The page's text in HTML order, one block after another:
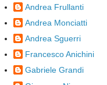
Andrea Frullanti
Andrea Monciatti
Andrea Sguerri
Francesco Anichini
Gabriele Grandi